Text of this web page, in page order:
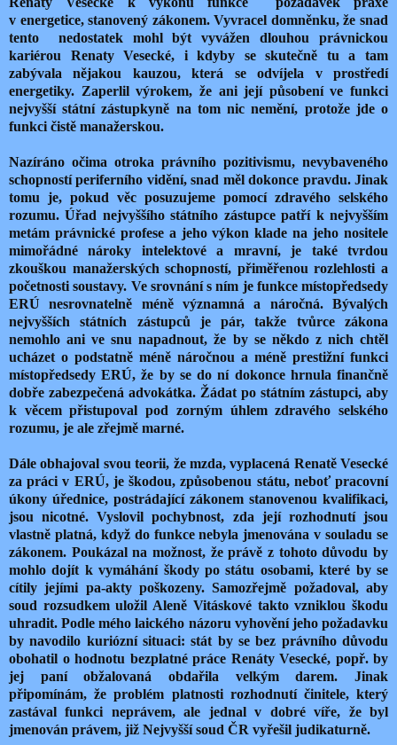
v energetice, stanovený zákonem. Vyvracel domněnku, že snad
tento
nedostatek mohl být vyvážen dlouhou právnickou
kariérou Renaty Vesecké, i kdyby se skutečně tu a tam
zabývala nějakou kauzou, která se odvíjela v prostředí
energetiky. Zaperlil výrokem, že ani její působení ve funkci
nejvyšší státní zástupkyně na tom nic nemění, protože jde o
funkci čistě manažerskou.
Nazíráno očima otroka právního pozitivismu, nevybaveného
schopností periferního vidění, snad měl dokonce pravdu. Jinak
tomu je, pokud věc posuzujeme pomocí zdravého selského
rozumu. Úřad nejvyššího státního zástupce patří k nejvyšším
metám právnické profese a jeho výkon klade na jeho nositele
mimořádné nároky intelektové a mravní, je také tvrdou
zkouškou manažerských schopností, přiměřenou rozlehlosti a
početnosti soustavy. Ve srovnání s ním je funkce místopředsedy
ERÚ nesrovnatelně méně významná a náročná. Bývalých
nejvyšších státních zástupců je pár, takže tvůrce zákona
nemohlo ani ve snu napadnout, že by se někdo z nich chtěl
ucházet o podstatně méně náročnou a méně prestižní funkci
místopředsedy ERÚ, že by se do ní dokonce hrnula finančně
dobře zabezpečená advokátka. Žádat po státním zástupci, aby
k věcem přistupoval pod zorným úhlem zdravého selského
rozumu, je ale zřejmě marné.
Dále obhajoval svou teorii, že mzda, vyplacená Renatě Vesecké
za práci v ERÚ, je škodou, způsobenou státu, neboť pracovní
úkony úřednice, postrádající zákonem stanovenou kvalifikaci,
jsou nicotné. Vyslovil pochybnost, zda její rozhodnutí jsou
vlastně platná, když do funkce nebyla jmenována v souladu se
zákonem. Poukázal na možnost, že právě z tohoto důvodu by
mohlo dojít k vymáhání škody po státu osobami, které by se
cítily jejími pa-akty poškozeny. Samozřejmě požadoval, aby
soud rozsudkem uložil Aleně Vitáskové takto vzniklou škodu
uhradit. Podle mého laického názoru vyhovění jeho požadavku
by navodilo kuriózní situaci: stát by se bez právního důvodu
obohatil o hodnotu bezplatné práce Renáty Vesecké, popř. by
jej paní obžalovaná obdařila velkým darem. Jinak
připomínám, že problém platnosti rozhodnutí činitele, který
zastával funkci neprávem, ale jednal v dobré víře, že byl
jmenován právem, již Nejvyšší soud ČR vyřešil judikaturně.